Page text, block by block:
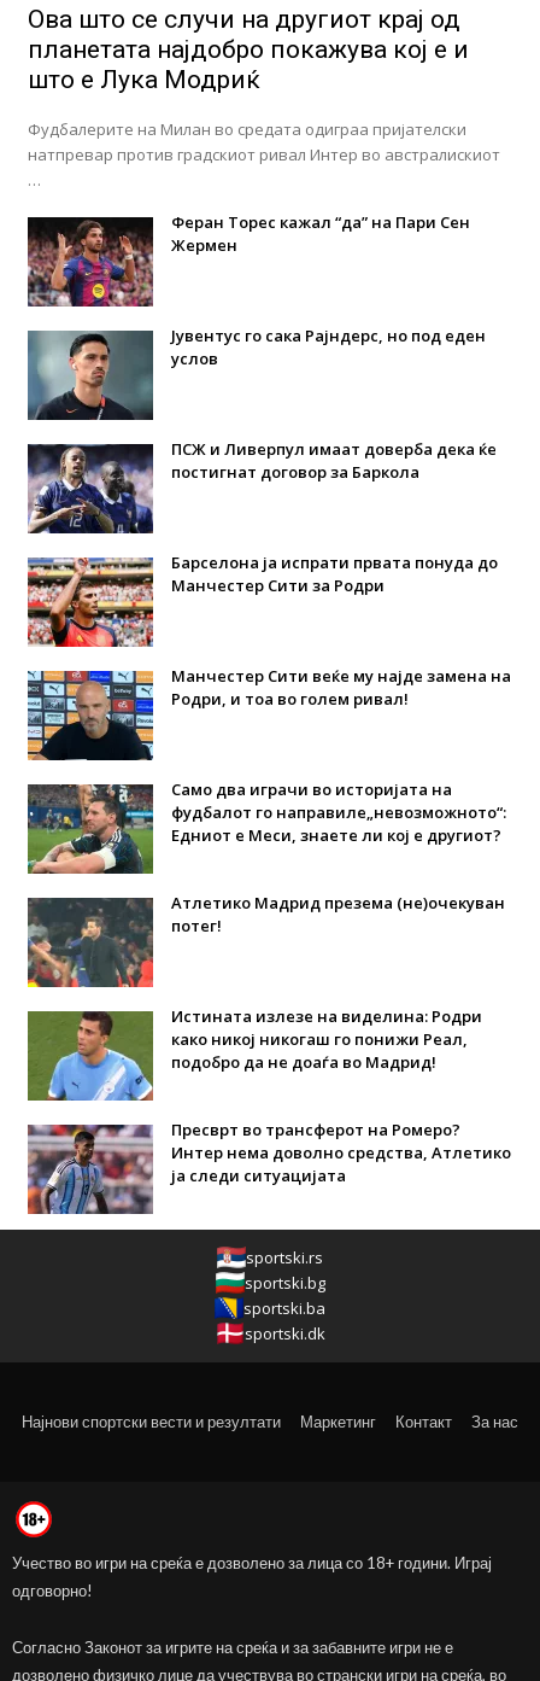
Ова што се случи на другиот крај од
планетата најдобро покажува кој е и
што е Лука Модриќ
Фудбалерите на Милан во средата одиграа пријателски
натпревар против градскиот ривал Интер во австралискиот
…
Феран Торес кажал “да” на Пари Сен
Жермен
Јувентус го сака Рајндерс, но под еден
услов
ПСЖ и Ливерпул имаат доверба дека ќе
постигнат договор за Баркола
Барселона ја испрати првата понуда до
Манчестер Сити за Родри
Манчестер Сити веќе му најде замена на
Родри, и тоа во голем ривал!
Само два играчи во историјата на
фудбалот го направиле„невозможното“:
Едниот е Меси, знаете ли кој е другиот?
Атлетико Мадрид презема (не)очекуван
потег!
Истината излезе на виделина: Родри
како никој никогаш го понижи Реал,
подобро да не доаѓа во Мадрид!
Пресврт во трансферот на Ромеро?
Интер нема доволно средства, Атлетико
ја следи ситуацијата
sportski.rs
sportski.bg
sportski.ba
sportski.dk
Најнови спортски вести и резултати Маркетинг Контакт За нас
Учество во игри на среќа е дозволено за лица со 18+ години. Играј
одговорно!
Согласно Законот за игрите на среќа и за забавните игри не е
дозволено физичко лице да учествува во странски игри на среќа, во